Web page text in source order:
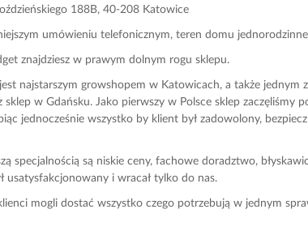
188B, 40-208 Katowice
umówieniu telefonicznym, teren domu
znajdziesz w prawym dolnym rogu sklepu.
najstarszym growshopem w Katowicach, a także jednym
w Gdańsku. Jako pierwszy w Polsce sklep
jednocześnie wszystko by klient był zadowolony,
specjalnością są niskie ceny, fachowe doradztwo,
usatysfakcjonowany i wracał tylko do nas.
mogli dostać wszystko czego potrzebują w jednym